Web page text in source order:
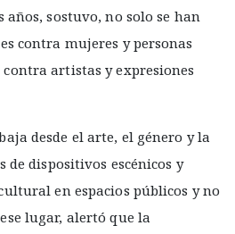
sostuvo, no solo se han
contra mujeres y personas
contra artistas y expresiones
desde el arte, el género y la
dispositivos escénicos y
en espacios públicos y no
lugar, alertó que la